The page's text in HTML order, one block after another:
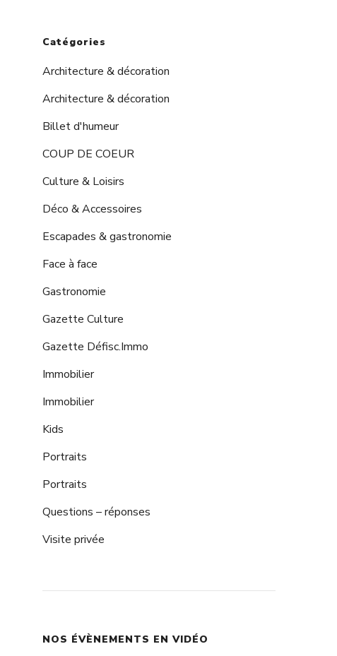
Catégories
Architecture & décoration
Architecture & décoration
Billet d'humeur
COUP DE COEUR
Culture & Loisirs
Déco & Accessoires
Escapades & gastronomie
Face à face
Gastronomie
Gazette Culture
Gazette Défisc.Immo
Immobilier
Immobilier
Kids
Portraits
Portraits
Questions – réponses
Visite privée
NOS ÉVÈNEMENTS EN VIDÉO